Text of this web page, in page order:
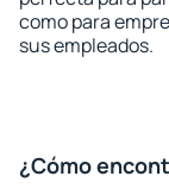
como para
sus empleados.
¿Cómo